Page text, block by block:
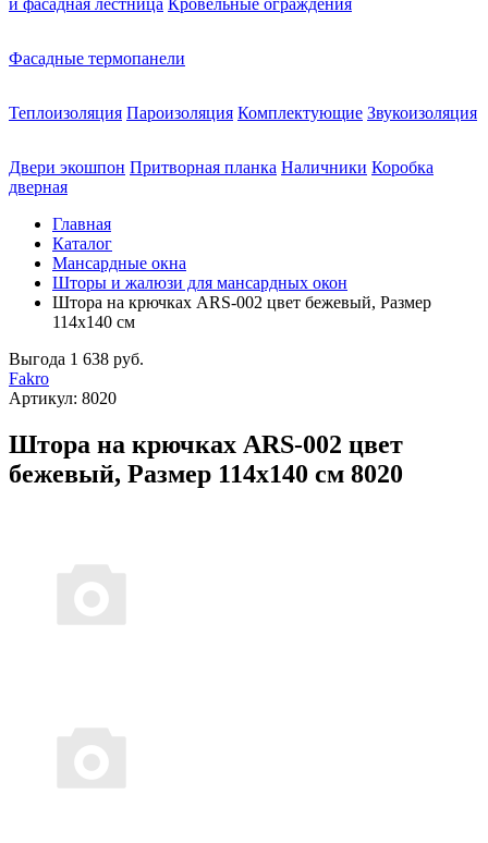
и фасадная лестница Кровельные ограждения
Фасадные термопанели
Теплоизоляция Пароизоляция Комплектующие Звукоизоляция
Двери экошпон Притворная планка Наличники Коробка
дверная
Главная
Каталог
Мансардные окна
Шторы и жалюзи для мансардных окон
Штора на крючках ARS-002 цвет бежевый, Размер
114х140 см
Выгода 1 638 руб.
Fakro
Артикул: 8020
Штора на крючках ARS-002 цвет
бежевый, Размер 114х140 см 8020